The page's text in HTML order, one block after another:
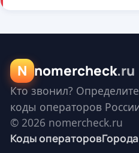
N nomercheck.ru
Кто звонил?
коды операторов
© 2026 nomercheck.ru
Коды операторов